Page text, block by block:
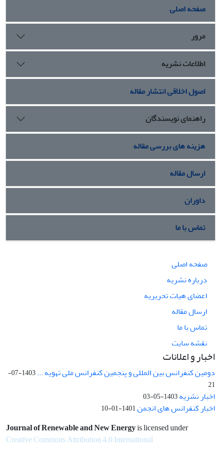
صفحه اصلی
مرور
اطلاعات نشریه
اصول اخلاقی انتشار مقاله
راهنمای نویسندگان
هزینه های بررسی مقاله
ارسال مقاله
داوران
تماس با ما
صفحه اصلی
درباره نشریه
اعضای هیات تحریریه
ارسال مقاله
تماس با ما
نقشه سایت
اخبار و اعلانات
دومین کنفرانس بین المللی و پنجمین کنفرانس ملی تهویه ...
1403-07-
21
اخبار نشریه1403-05-03
اخبار کنفرانس های انجمن1401-01-10
Journal of Renewable and New Energyis licensed under
Creative Commons Attribution 4.0 International